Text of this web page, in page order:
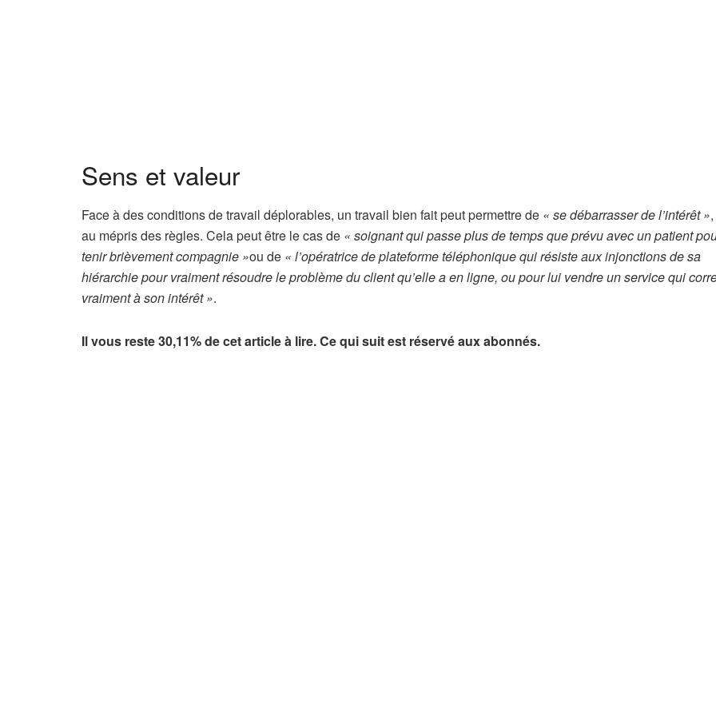
Sens et valeur
Face à des conditions de travail déplorables, un travail bien fait peut permettre de « se débarrasser de l’intérêt »
au mépris des règles. Cela peut être le cas de « soignant qui passe plus de temps que prévu avec un patient
tenir brièvement compagnie »ou de « l’opératrice de plateforme téléphonique qui résiste aux injonctions de sa
hiérarchie pour vraiment résoudre le problème du client qu’elle a en ligne, ou pour lui vendre un service qui
vraiment à son intérêt ».
Il vous reste 30,11% de cet article à lire. Ce qui suit est réservé aux abonnés.